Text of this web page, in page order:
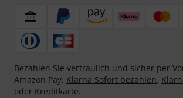
Bezahlen Sie vertraulich und sicher per
Amazon Pay, Klarna Sofort bezahlen,
oder Kreditkarte.